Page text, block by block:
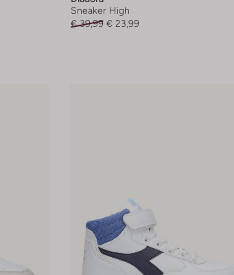
Sneaker High
€ 39,99 € 23,99